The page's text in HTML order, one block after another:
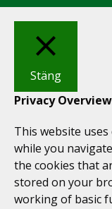
Stäng
Privacy Overview
This website
while you
the cookies that
stored on your
working of basic